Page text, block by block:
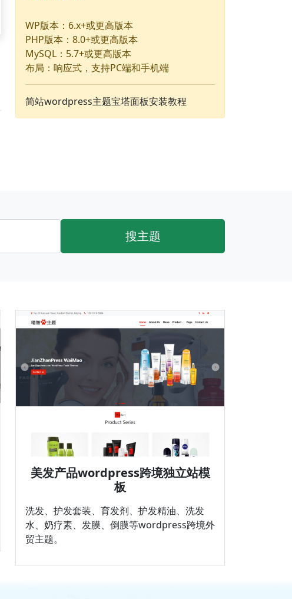
WP版本：6.x+或更高版本
PHP版本：8.0+或更高版本
MySQL：5.7+或更高版本
布局：响应式，支持PC端和手机端
简站wordpress主题宝塔面板安装教程
搜主题
美发产品wordpress跨境独立站模
板
洗发、护发套装、育发剂、护发精油、洗发
水、奶疗素、发膜、倒膜等wordpress跨境外
贸主题。